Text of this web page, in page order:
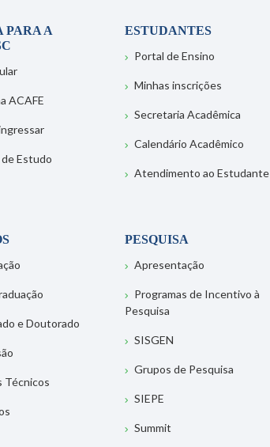
PARA A
ACAFE
Estudo
ESTUDANTES
Portal de Ensino
Minhas inscrições
Secretaria Acadêmica
Calendário Acadêmico
Atendimento ao Estudante
e Doutorado
Técnicos
PESQUISA
Apresentação
Programas de Incentivo à
Pesquisa
SISGEN
Grupos de Pesquisa
SIEPE
Summit